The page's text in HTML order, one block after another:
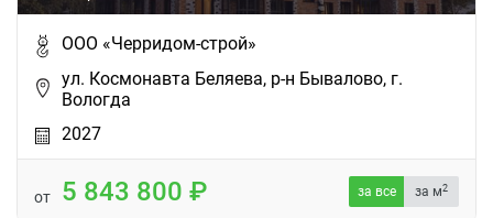
ООО «Черридом-строй»
ул. Космонавта Беляева, р-н Бывалово, г.
Вологда
2027
от 5 843 800 за все за м2